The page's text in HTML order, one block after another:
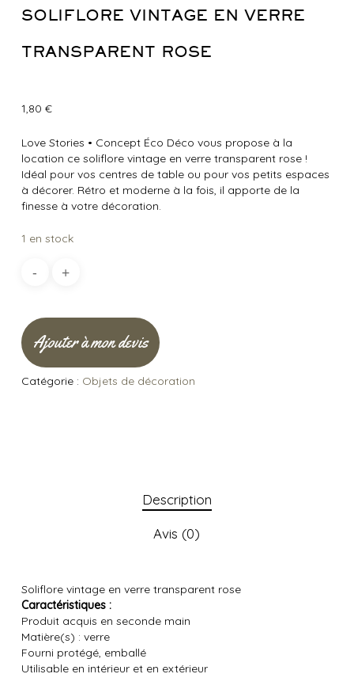
SOLIFLORE VINTAGE EN VERRE
TRANSPARENT ROSE
1,80 €
Love Stories • Concept Éco Déco vous propose à la
location ce soliflore vintage en verre transparent rose !
Idéal pour vos centres de table ou pour vos petits espaces
à décorer. Rétro et moderne à la fois, il apporte de la
finesse à votre décoration.
1 en stock
Ajouter à mon devis
Catégorie : Objets de décoration
Description
Avis (0)
Soliflore vintage en verre transparent rose
Caractéristiques :
Produit acquis en seconde main
Matière(s) : verre
Fourni protégé, emballé
Utilisable en intérieur et en extérieur